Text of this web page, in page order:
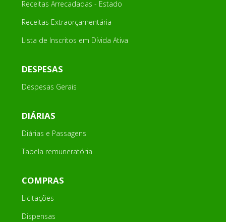
Receitas Arrecadadas - Estado
Receitas Extraorçamentária
Lista de Inscritos em Dívida Ativa
DESPESAS
Despesas Gerais
DIÁRIAS
Diárias e Passagens
Tabela remuneratória
COMPRAS
Licitações
Dispensas